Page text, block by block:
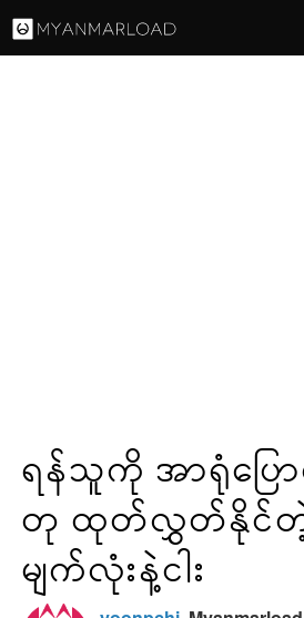
ရန်သူကို အာရုံပြေ
တု ထုတ်လွှတ်နိုင်တဲ့
မျက်လုံးနဲ့ငါး